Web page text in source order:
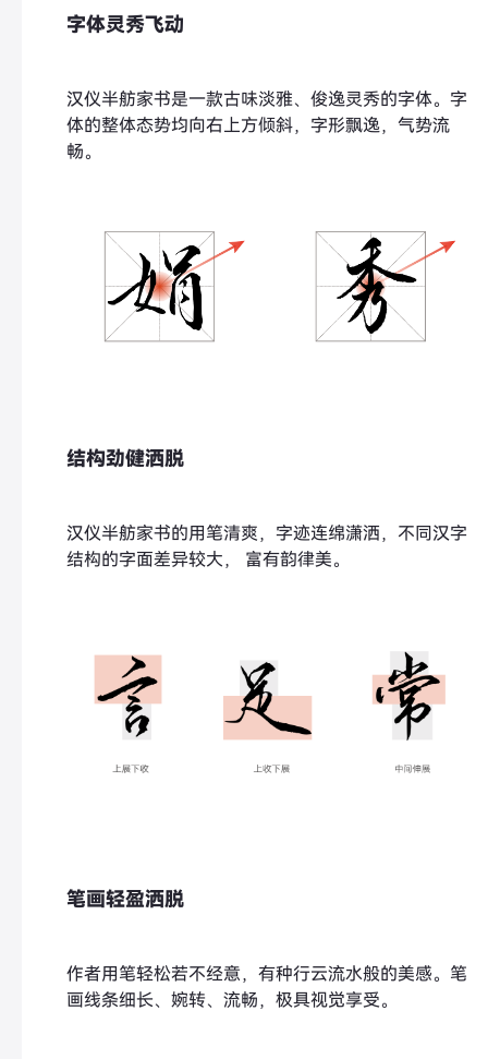
字体灵秀飞动
汉仪半舫家书是一款古味淡雅、俊逸灵秀的字体。字
体的整体态势均向右上方倾斜，字形飘逸，气势流
畅。
结构劲健洒脱
汉仪半舫家书的用笔清爽，字迹连绵潇洒，不同汉字
结构的字面差异较大， 富有韵律美。
笔画轻盈洒脱
作者用笔轻松若不经意，有种行云流水般的美感。笔
画线条细长、婉转、流畅，极具视觉享受。